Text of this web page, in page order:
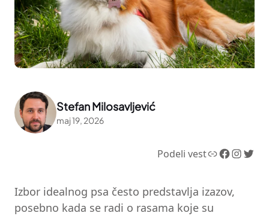
Stefan Milosavljević
maj 19, 2026
Podeli vestLink Facebook InstagramTwitter
Izbor idealnog psa često predstavlja izazov,
posebno kada se radi o rasama koje su